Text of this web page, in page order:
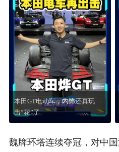
本田GT电动车，内饰还真玩
出“花”了
魏牌环塔连续夺冠，对中